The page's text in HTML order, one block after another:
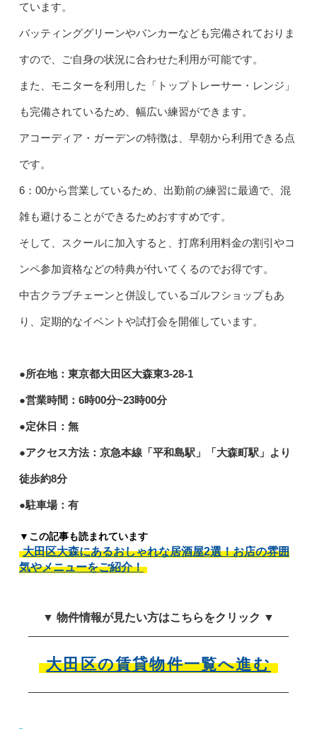
ています。
バッティンググリーンやバンカーなども完備されておりま
すので、ご自身の状況に合わせた利用が可能です。
また、モニターを利用した「トップトレーサー・レンジ」
も完備されているため、幅広い練習ができます。
アコーディア・ガーデンの特徴は、早朝から利用できる点
です。
6：00から営業しているため、出勤前の練習に最適で、混
雑も避けることができるためおすすめです。
そして、スクールに加入すると、打席利用料金の割引やコ
ンペ参加資格などの特典が付いてくるのでお得です。
中古クラブチェーンと併設しているゴルフショップもあ
り、定期的なイベントや試打会を開催しています。
●所在地：東京都大田区大森東3-28-1
●営業時間：6時00分~23時00分
●定休日：無
●アクセス方法：京急本線「平和島駅」「大森町駅」より
徒歩約8分
●駐車場：有
▼この記事も読まれています
大田区大森にあるおしゃれな居酒屋2選！お店の雰囲
気やメニューをご紹介！
▼ 物件情報が見たい方はこちらをクリック ▼
大田区の賃貸物件一覧へ進む